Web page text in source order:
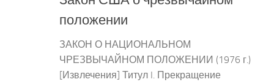
положении
ЗАКОН О НАЦИОНАЛЬНОМ
ЧРЕЗВЫЧАЙНОМ ПОЛОЖЕНИИ (1976 г.)
[Извлечения] Титул I. Прекращение